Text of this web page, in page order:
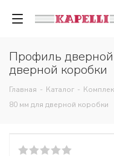
Профиль
дверной коробки
Главная - Каталог -
80 мм для дверной коробки